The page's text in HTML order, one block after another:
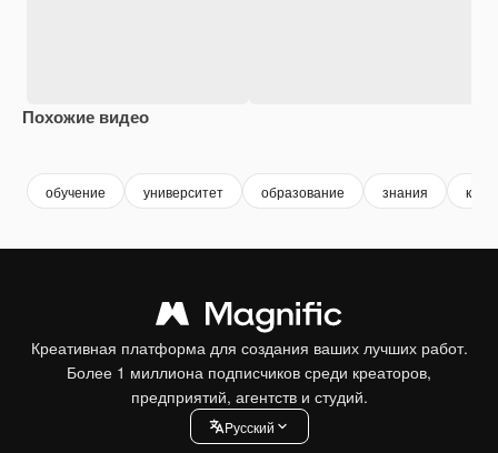
Похожие видео
обучение университет образование знания
Креативная платформа для создания ваших лучших работ.
Более 1 миллиона подписчиков среди креаторов,
предприятий, агентств и студий.
Pусский